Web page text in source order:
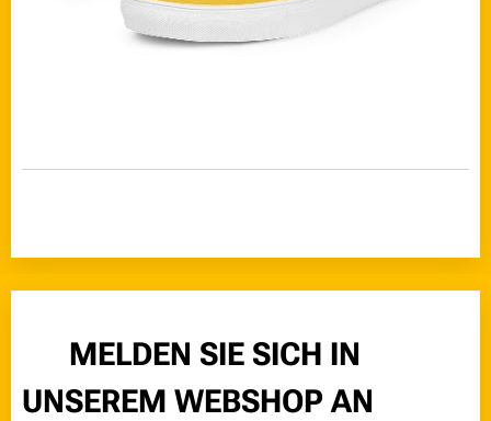
👉 MELDEN SIE SICH IN
UNSEREM WEBSHOP AN 👇